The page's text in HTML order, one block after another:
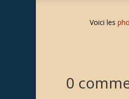
Voici les
0